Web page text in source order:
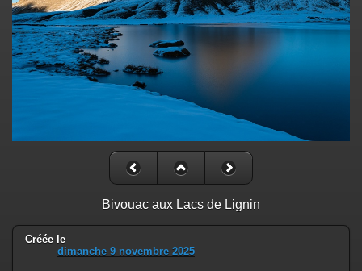
Bivouac aux Lacs de Lignin
Créée le
dimanche 9 novembre 2025